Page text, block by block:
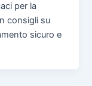
per la
consigli su
sicuro e